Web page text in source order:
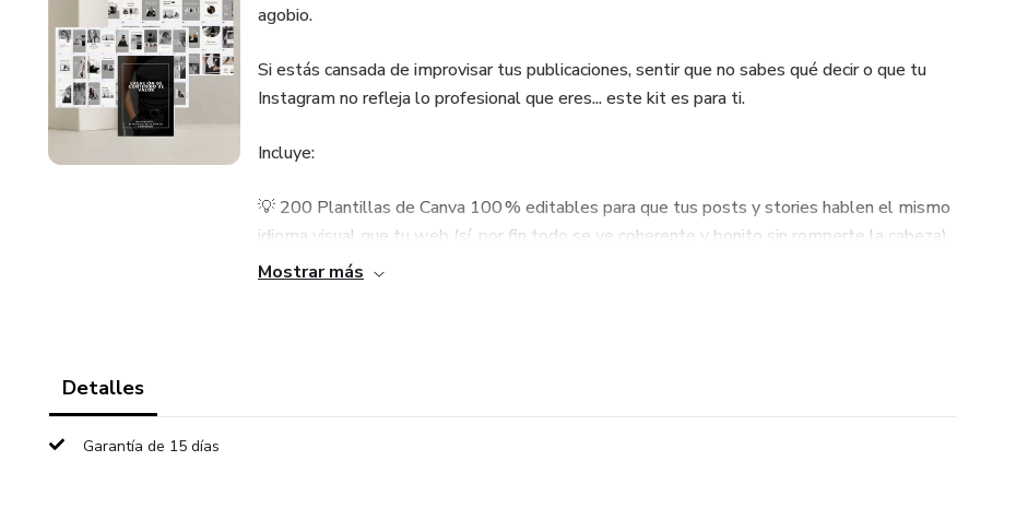
agobio.
Si estás cansada de improvisar tus publicaciones, sentir que no sabes qué decir o que tu
Instagram no refleja lo profesional que eres... este kit es para ti.
Incluye:
💡 200 Plantillas de Canva 100 % editables para que tus posts y stories hablen el mismo
idioma visual que tu web (sí, por fin todo se ve coherente y bonito sin romperte la cabeza)
Mostrar más
Detalles
Garantía de 15 días